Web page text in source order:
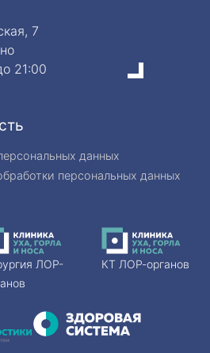
7
21:00
данных
персональных данных
ЛОР-
КТ ЛОР-органов